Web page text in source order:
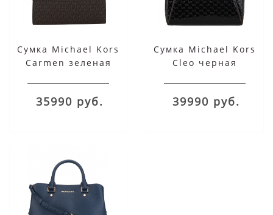
Сумка Michael Kors
Carmen зеленая
35990 руб.
Сумка Michael Kors
Cleo черная
39990 руб.